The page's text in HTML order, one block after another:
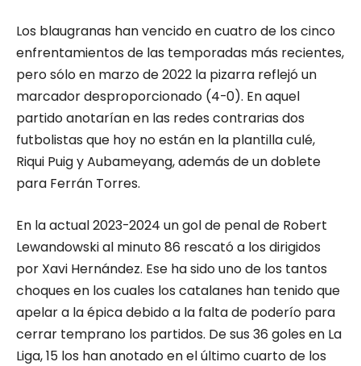
Los blaugranas han vencido en cuatro de los cinco
enfrentamientos de las temporadas más recientes,
pero sólo en marzo de 2022 la pizarra reflejó un
marcador desproporcionado (4-0). En aquel
partido anotarían en las redes contrarias dos
futbolistas que hoy no están en la plantilla culé,
Riqui Puig y Aubameyang, además de un doblete
para Ferrán Torres.
En la actual 2023-2024 un gol de penal de Robert
Lewandowski al minuto 86 rescató a los dirigidos
por Xavi Hernández. Ese ha sido uno de los tantos
choques en los cuales los catalanes han tenido que
apelar a la épica debido a la falta de poderío para
cerrar temprano los partidos. De sus 36 goles en La
Liga, 15 los han anotado en el último cuarto de los